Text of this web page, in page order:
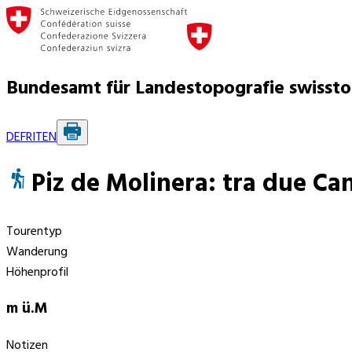
Bundesamt für Landestopografie
DEFRITEN
Piz de Molinera: tra due
Tourentyp
Wanderung
Höhenprofil
m ü.M
Notizen